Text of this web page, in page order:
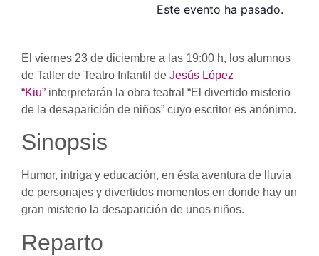
Este evento ha pasado.
El viernes 23 de diciembre a las 19:00 h, los alumnos
de Taller de Teatro Infantil de Jesús López
“Kiu” interpretarán la obra teatral “El divertido misterio
de la desaparición de niños” cuyo escritor es anónimo.
Sinopsis
Humor, intriga y educación, en ésta aventura de lluvia
de personajes y divertidos momentos en donde hay un
gran misterio la desaparición de unos niños.
Reparto